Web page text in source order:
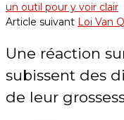
un outil pour y voir clair
Article suivant Loi Van
Une réaction
subissent des
de leur